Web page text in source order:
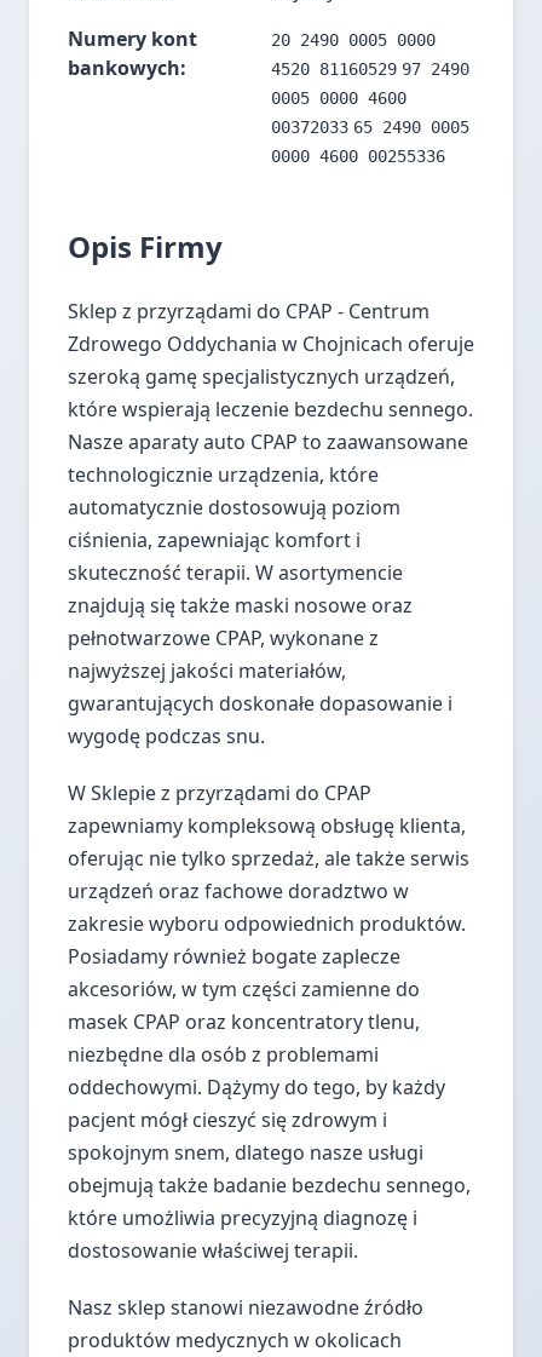
Numery kont
bankowych:
20 2490 0005 0000
4520 81160529 97 2490
0005 0000 4600
00372033 65 2490 0005
0000 4600 00255336
Opis Firmy
Sklep z przyrządami do CPAP - Centrum
Zdrowego Oddychania w Chojnicach oferuje
szeroką gamę specjalistycznych urządzeń,
które wspierają leczenie bezdechu sennego.
Nasze aparaty auto CPAP to zaawansowane
technologicznie urządzenia, które
automatycznie dostosowują poziom
ciśnienia, zapewniając komfort i
skuteczność terapii. W asortymencie
znajdują się także maski nosowe oraz
pełnotwarzowe CPAP, wykonane z
najwyższej jakości materiałów,
gwarantujących doskonałe dopasowanie i
wygodę podczas snu.
W Sklepie z przyrządami do CPAP
zapewniamy kompleksową obsługę klienta,
oferując nie tylko sprzedaż, ale także serwis
urządzeń oraz fachowe doradztwo w
zakresie wyboru odpowiednich produktów.
Posiadamy również bogate zaplecze
akcesoriów, w tym części zamienne do
masek CPAP oraz koncentratory tlenu,
niezbędne dla osób z problemami
oddechowymi. Dążymy do tego, by każdy
pacjent mógł cieszyć się zdrowym i
spokojnym snem, dlatego nasze usługi
obejmują także badanie bezdechu sennego,
które umożliwia precyzyjną diagnozę i
dostosowanie właściwej terapii.
Nasz sklep stanowi niezawodne źródło
produktów medycznych w okolicach